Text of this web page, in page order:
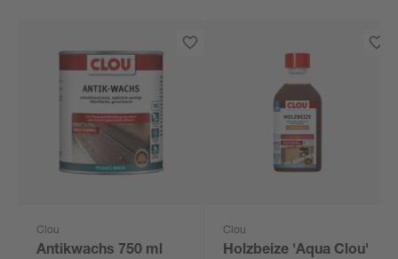
Clou
Antikwachs 750 ml
Clou
Holzbeize 'Aqua Clou'